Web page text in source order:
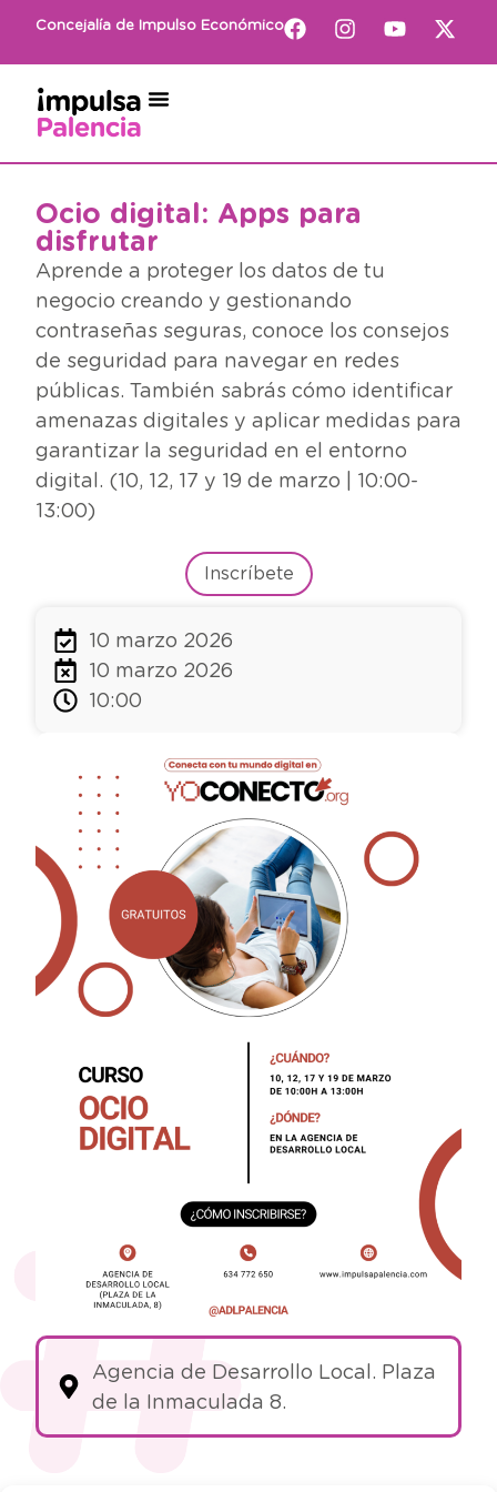
Concejalía de Impulso Económico
Ocio digital: Apps para
disfrutar
Aprende a proteger los datos de tu
negocio creando y gestionando
contraseñas seguras, conoce los consejos
de seguridad para navegar en redes
públicas. También sabrás cómo identificar
amenazas digitales y aplicar medidas para
garantizar la seguridad en el entorno
digital. (10, 12, 17 y 19 de marzo | 10:00-
13:00)
Inscríbete
10 marzo 2026
10 marzo 2026
10:00
Agencia de Desarrollo Local. Plaza
de la Inmaculada 8.